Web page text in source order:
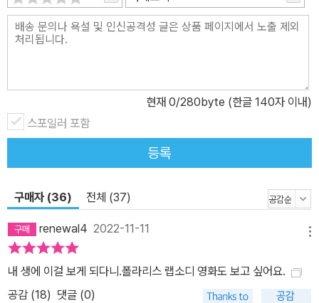
현재 0/280byte (한글 140자 이내)
스포일러 포함
등록
구매자 (36) 전체 (37)
renewal4 2022-11-11
내 생에 이걸 보게 되다니.폴라리스 랩소디 영화도 보고 싶어요.
공감 (18) 댓글 (0)